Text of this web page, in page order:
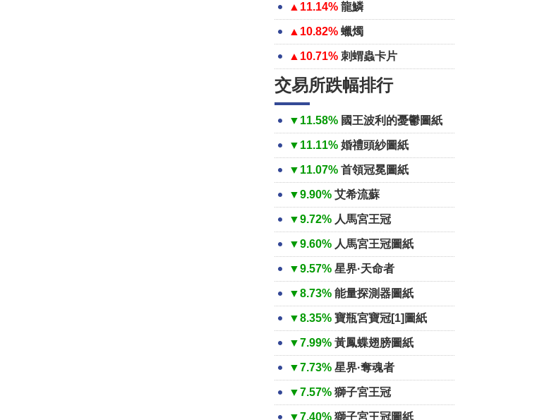
▲11.14% 龍鱗
▲10.82% 蠟燭
▲10.71% 刺蝟蟲卡片
交易所跌幅排行
▼11.58% 國王波利的憂鬱圖紙
▼11.11% 婚禮頭紗圖紙
▼11.07% 首領冠冕圖紙
▼9.90% 艾希流蘇
▼9.72% 人馬宮王冠
▼9.60% 人馬宮王冠圖紙
▼9.57% 星界·天命者
▼8.73% 能量探測器圖紙
▼8.35% 寶瓶宮寶冠[1]圖紙
▼7.99% 黃鳳蝶翅膀圖紙
▼7.73% 星界·奪魂者
▼7.57% 獅子宮王冠
▼7.40% 獅子宮王冠圖紙